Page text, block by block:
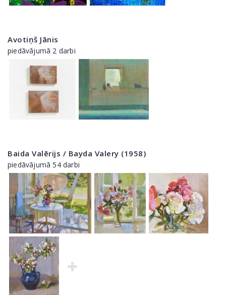
Avotiņš Jānis
piedāvājumā 2 darbi
Baida Valērijs / Bayda Valery (1958)
piedāvājumā 54 darbi